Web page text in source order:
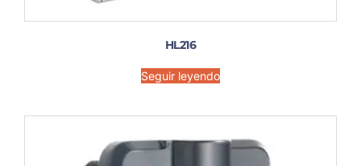
HL216
Seguir leyendo